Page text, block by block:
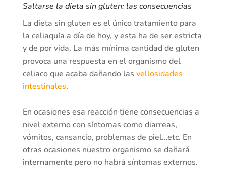
Saltarse la dieta sin gluten: las consecuencias
La dieta sin gluten es el único tratamiento para
la celiaquía a día de hoy, y esta ha de ser estricta
y de por vida. La más mínima cantidad de gluten
provoca una respuesta en el organismo del
celiaco que acaba dañando las vellosidades
intestinales.
En ocasiones esa reacción tiene consecuencias a
nivel externo con síntomas como diarreas,
vómitos, cansancio, problemas de piel…etc. En
otras ocasiones nuestro organismo se dañará
internamente pero no habrá síntomas externos.